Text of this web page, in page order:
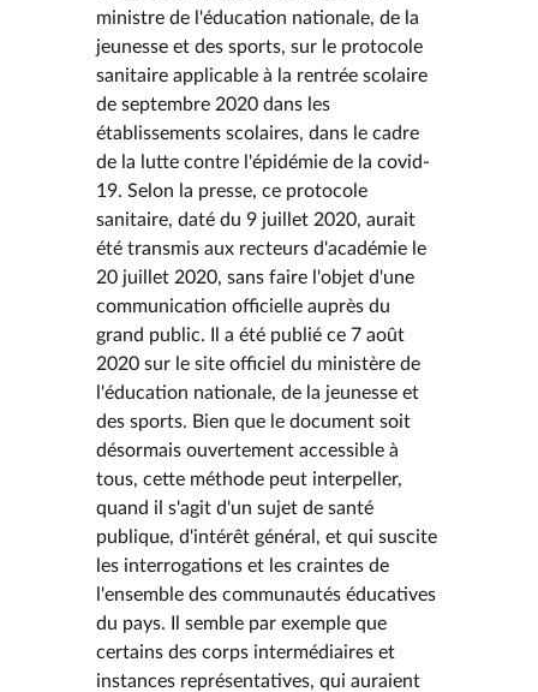
ministre de l'éducation nationale, de la
jeunesse et des sports, sur le protocole
sanitaire applicable à la rentrée scolaire
de septembre 2020 dans les
établissements scolaires, dans le cadre
de la lutte contre l'épidémie de la covid-
19. Selon la presse, ce protocole
sanitaire, daté du 9 juillet 2020, aurait
été transmis aux recteurs d'académie le
20 juillet 2020, sans faire l'objet d'une
communication officielle auprès du
grand public. Il a été publié ce 7 août
2020 sur le site officiel du ministère de
l'éducation nationale, de la jeunesse et
des sports. Bien que le document soit
désormais ouvertement accessible à
tous, cette méthode peut interpeller,
quand il s'agit d'un sujet de santé
publique, d'intérêt général, et qui suscite
les interrogations et les craintes de
l'ensemble des communautés éducatives
du pays. Il semble par exemple que
certains des corps intermédiaires et
instances représentatives, qui auraient